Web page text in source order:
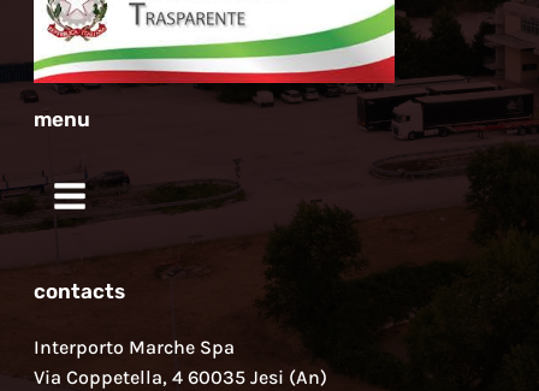
menu
contacts
Interporto Marche Spa
Via Coppetella, 4 60035 Jesi (An)